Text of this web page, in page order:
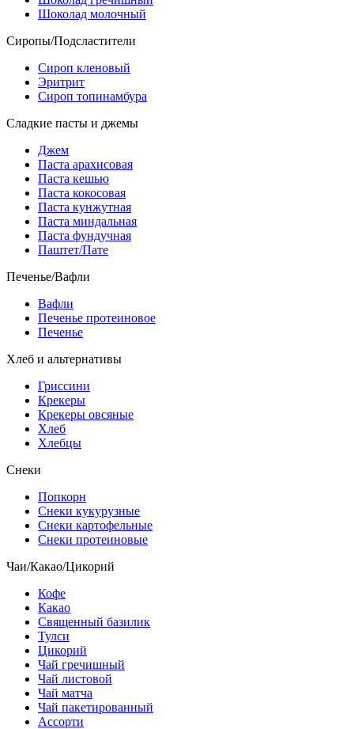
Шоколад молочный
Сиропы/Подсластители
Сироп кленовый
Эритрит
Сироп топинамбура
Сладкие пасты и джемы
Джем
Паста арахисовая
Паста кешью
Паста кокосовая
Паста кунжутная
Паста миндальная
Паста фундучная
Паштет/Пате
Печенье/Вафли
Вафли
Печенье протеиновое
Печенье
Хлеб и альтернативы
Гриссини
Крекеры
Крекеры овсяные
Хлеб
Хлебцы
Снеки
Попкорн
Снеки кукурузные
Снеки картофельные
Снеки протеиновые
Чаи/Какао/Цикорий
Кофе
Какао
Священный базилик
Тулси
Цикорий
Чай гречишный
Чай листовой
Чай матча
Чай пакетированный
Ассорти